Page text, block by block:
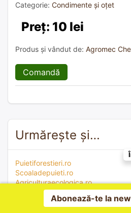
Categorie: Condimente și oțet
Preț: 10 lei
Produs și vândut de: Agromec
Comandă
Urmărește și…
Puietiforestieri.ro
Scoaladepuieti.ro
Agriculturaecologica.ro
Colectaredeseuri.ro
Adoptiicaini.roAbonează-te la